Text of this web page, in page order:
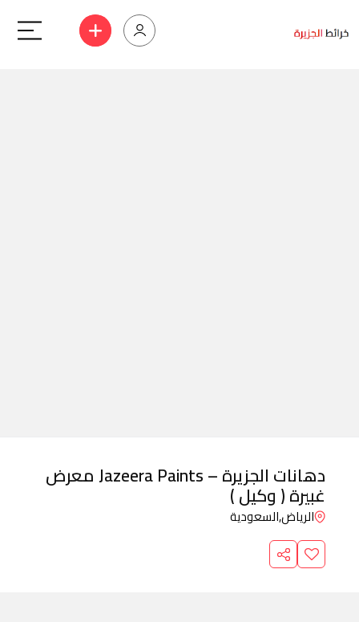
دهانات الجزيرة – Jazeera Paints معرض
غبيرة ( وكيل )
الرياض,السعودية